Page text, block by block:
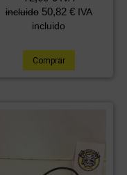
incluido 50,82 € IVA
incluido
Comprar